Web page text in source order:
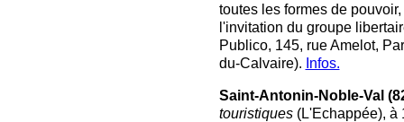
toutes les formes de
l'invitation du groupe
Publico, 145, rue Amelot,
du-Calvaire). Infos.
Saint-Antonin-Noble-Val
touristiques(L'Echappée), à